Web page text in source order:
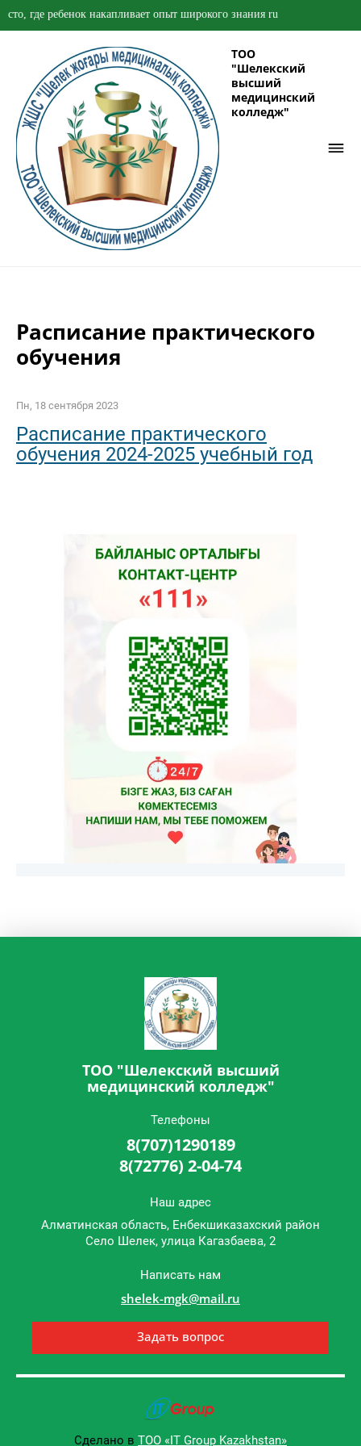
где ребенок накапливает опыт широкого знания ru
ТОО
"Шелекский
высший
медицинский
колледж"
Расписание практического
обучения
Пн, 18 сентября 2023
Расписание практического
обучения 2024-2025 учебный год
ТОО "Шелекский высший
медицинский колледж"
Телефоны
8(707)1290189
8(72776) 2-04-74
Наш адрес
Алматинская область, Енбекшиказахский район
Cело Шелек, улица Кагазбаева, 2
Написать нам
shelek-mgk@mail.ru
Задать вопрос
Сделано в ТОО «IT Group Kazakhstan»